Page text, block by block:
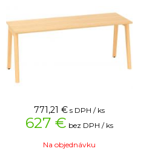
771,21 € s DPH / ks
627 € bez DPH / ks
Na objednávku